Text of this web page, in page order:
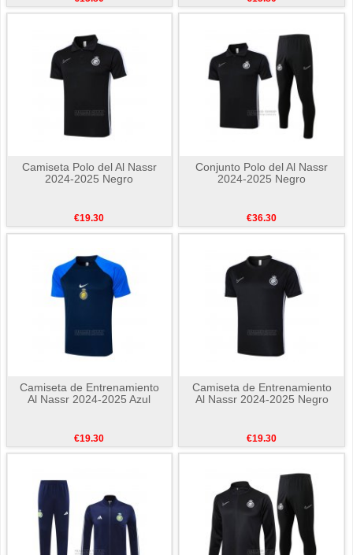
Camiseta Polo del Al Nassr
2024-2025 Negro
€19.30
Conjunto Polo del Al Nassr
2024-2025 Negro
€36.30
Camiseta de Entrenamiento
Al Nassr 2024-2025 Azul
€19.30
Camiseta de Entrenamiento
Al Nassr 2024-2025 Negro
€19.30